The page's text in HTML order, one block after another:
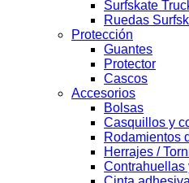
Surfskate
Ruedas
Protección
Guantes
Protector
Cascos
Accesorios
Bolsas
Casquillos y
Rodamientos
Herrajes /
Contrahuellas